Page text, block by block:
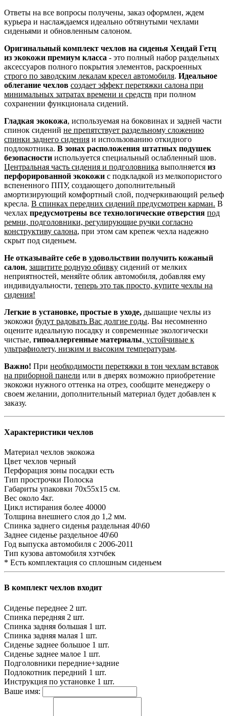
Ответы на все вопросы получены, заказ оформлен, ждем
курьера и наслаждаемся идеально обтянутыми чехлами
сиденьями и обновленным салоном.
Оригинальный комплект чехлов на сиденья Хендай Гетц
из экокожи премиум класса - это полный набор раздельных
аксессуаров полного покрытия элементов, раскроенных
строго по заводским лекалам кресел автомобиля. Идеальное
облегание чехлов создает эффект перетяжки салона при
минимальных затратах времени и средств при полном
сохранении функционала сидений.
Гладкая экокожа, используемая на боковинах и задней части
спинок сидений не препятствует раздельному сложению
спинки заднего сидения и использованию откидного
подлокотника. В зонах расположения штатных подушек
безопасности используется специальный ослабленный шов.
Центральная часть сидения и подголовника выполняется из
перфорированной экокожи с подкладкой из мелкопористого
вспененного ППУ, создающего дополнительный
амортизирующий комфортный слой, подчеркивающий рельеф
кресла. В спинках передних сидений предусмотрен карман. В
чехлах предусмотрены все технологические отверстия под
ремни, подголовники, регулирующие ручки согласно
конструктиву салона, при этом сам крепеж чехла надежно
скрыт под сиденьем.
Не отказывайте себе в удовольствии получить кожаный
салон, защитите родную обивку сидений от мелких
неприятностей, меняйте облик автомобиля, добавляя ему
индивидуальности, теперь это так просто, купите чехлы на
сидения!
Легкие в установке, простые в уходе, дышащие чехлы из
экокожи будут радовать Вас долгие годы. Вы несомненно
оцените идеальную посадку и современные экологически
чистые, гипоаллергенные материалы, устойчивые к
ультрафиолету, низким и высоким температурам.
Важно! При необходимости перетяжки в тон чехлам вставок
на приборной панели или в дверях возможно приобретение
экокожи нужного оттенка на отрез, сообщите менеджеру о
своем желании, дополнительный материал будет добавлен к
заказу.
Характеристики чехлов
Материал чехлов экокожа
Цвет чехлов черный
Перфорация зоны посадки есть
Тип прострочки Полоска
Габариты упаковки 70х55х15 см.
Вес около 4кг.
Цикл истирания более 40000
Толщина внешнего слоя до 1,2 мм.
Спинка заднего сиденья раздельная 40\60
Заднее сиденье раздельное 40\60
Год выпуска автомобиля с 2006-2011
Тип кузова автомобиля хэтчбек
* Есть комплектация со сплошным сиденьем
В комплект чехлов входит
Сиденье переднее 2 шт.
Спинка передняя 2 шт.
Спинка задняя большая 1 шт.
Спинка задняя малая 1 шт.
Сиденье заднее большое 1 шт.
Сиденье заднее малое 1 шт.
Подголовники передние+задние
Подлокотник передний 1 шт.
Инструкция по установке 1 шт.
Ваше имя: